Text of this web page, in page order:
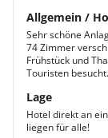
Allgemein /
Sehr schöne
74 Zimmer
Frühstück und
Touristen
Lage
Hotel direkt an
liegen für alle!